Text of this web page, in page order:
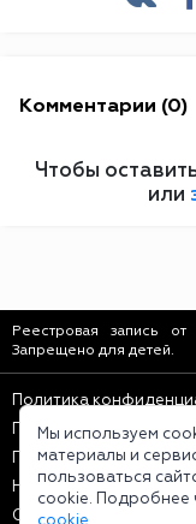
Комментарии (0)
Чтобы
или
Реестровая запись
Запрещено для детей.
Политика
Пользовательское
Политика
Наши правила
О нас
Мы используем
материалы и
пользоваться
cookie. Подробнее
cookie